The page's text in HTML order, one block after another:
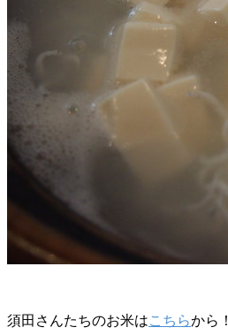
須田さんたちのお米はこちらから！